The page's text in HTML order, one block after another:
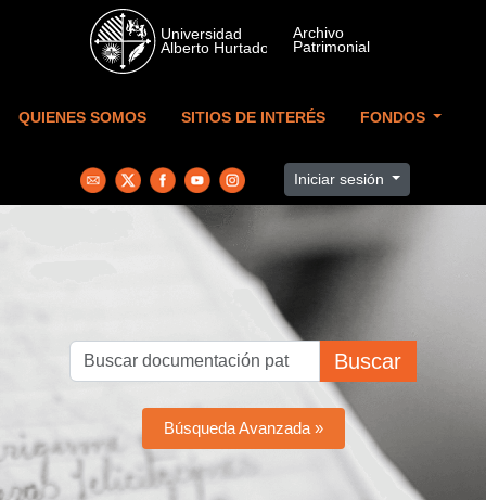
Skip to main content
QUIENES SOMOS SITIOS DE INTERÉS FONDOS
Iniciar sesión
Buscar
Búsqueda Avanzada »